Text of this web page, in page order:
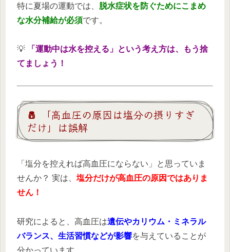
特に夏場の運動では、 脱水症状を防ぐためにこまめ
な水分補給が必須です。
💡
「運動中は水を控える」という考え方は、もう捨
てましょう！
🧂 「高血圧の原因は塩分の摂りすぎ
だけ」は誤解
「塩分を控えれば高血圧にならない」と思っていま
せんか？ 実は、 塩分だけが高血圧の原因ではありま
せん！
研究によると、高血圧は遺伝やカリウム・ミネラル
バランス、生活習慣などが影響を与えていることが